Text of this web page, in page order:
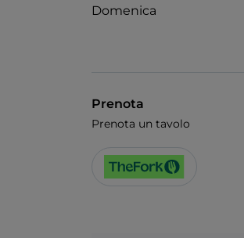
Domenica
Prenota
Prenota un tavolo